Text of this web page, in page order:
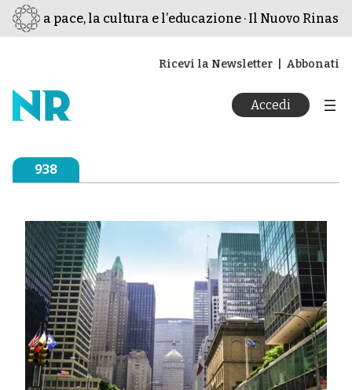
la pace, la cultura e l’educazione · Il Nuovo
Ricevi la Newsletter Abbonati
Accedi
938